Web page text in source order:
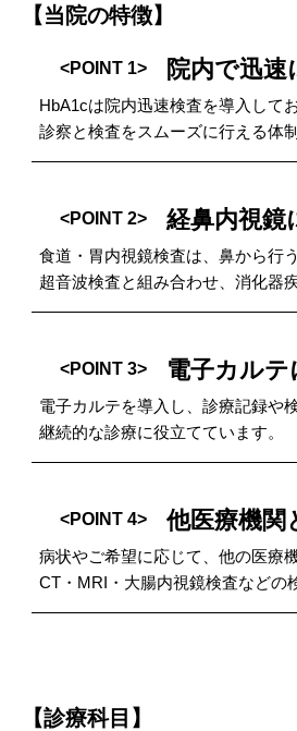
【当院の特徴】
<POINT 1> 院内で迅速
HbA1cは院内迅速検査を導入して
診察と検査をスムーズに行える体
<POINT 2> 経鼻内視鏡
食道・胃内視鏡検査は、鼻から行
超音波検査と組み合わせ、消化器
<POINT 3> 電子カル
電子カルテを導入し、診療記録や
継続的な診療に役立てています。
<POINT 4> 他医療機関
病状やご希望に応じて、他の医療
CT・MRI・大腸内視鏡検査などの
【診療科目】